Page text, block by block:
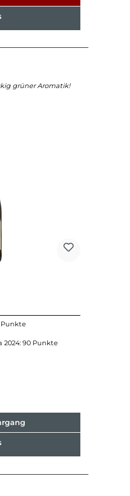
grüner Aromatik!
Punkte
2024: 90 Punkte